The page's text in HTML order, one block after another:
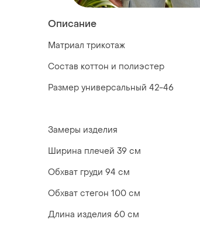
Описание
Матриал трикотаж
Состав коттон и полиэстер
Размер универсальный 42-46
Замеры изделия
Ширина плечей 39 см
Обхват груди 94 см
Обхват стегон 100 см
Длина изделия 60 см